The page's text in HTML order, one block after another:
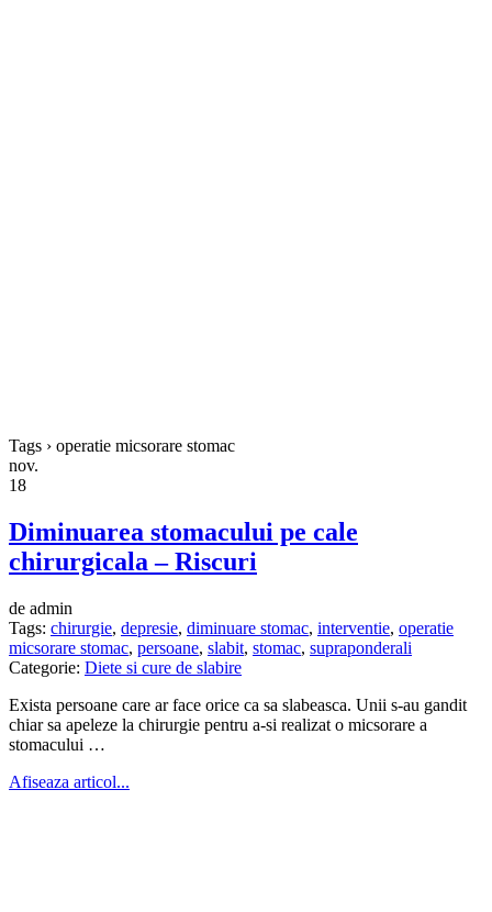
Tags › operatie micsorare stomac
nov.
18
Diminuarea stomacului pe cale
chirurgicala – Riscuri
de admin
Tags: chirurgie, depresie, diminuare stomac, interventie, operatie
micsorare stomac, persoane, slabit, stomac, supraponderali
Categorie: Diete si cure de slabire
Exista persoane care ar face orice ca sa slabeasca. Unii s-au gandit
chiar sa apeleze la chirurgie pentru a-si realizat o micsorare a
stomacului …
Afiseaza articol...